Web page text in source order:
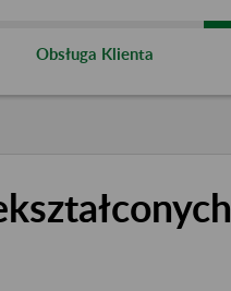
Obsługa Klienta